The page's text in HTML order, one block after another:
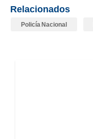
Relacionados
Policía Nacional